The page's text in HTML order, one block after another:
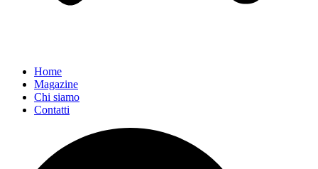
Home
Magazine
Chi siamo
Contatti